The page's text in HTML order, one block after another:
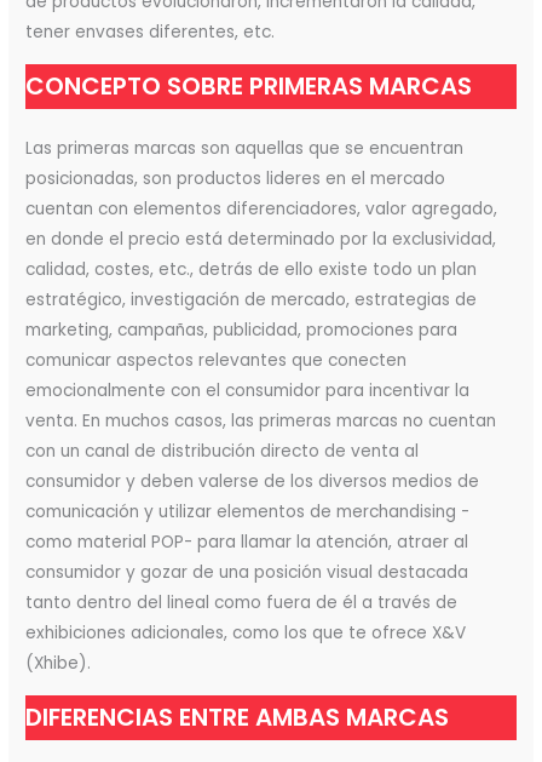
tener envases diferentes, etc.
CONCEPTO SOBRE PRIMERAS MARCAS
Las primeras marcas son aquellas que se encuentran
posicionadas, son productos lideres en el mercado
cuentan con elementos diferenciadores, valor agregado,
en donde el precio está determinado por la exclusividad,
calidad, costes, etc., detrás de ello existe todo un plan
estratégico, investigación de mercado, estrategias de
marketing, campañas, publicidad, promociones para
comunicar aspectos relevantes que conecten
emocionalmente con el consumidor para incentivar la
venta. En muchos casos, las primeras marcas no cuentan
con un canal de distribución directo de venta al
consumidor y deben valerse de los diversos medios de
comunicación y utilizar elementos de merchandising -
como material POP- para llamar la atención, atraer al
consumidor y gozar de una posición visual destacada
tanto dentro del lineal como fuera de él a través de
exhibiciones adicionales, como los que te ofrece X&V
(Xhibe).
DIFERENCIAS ENTRE AMBAS MARCAS